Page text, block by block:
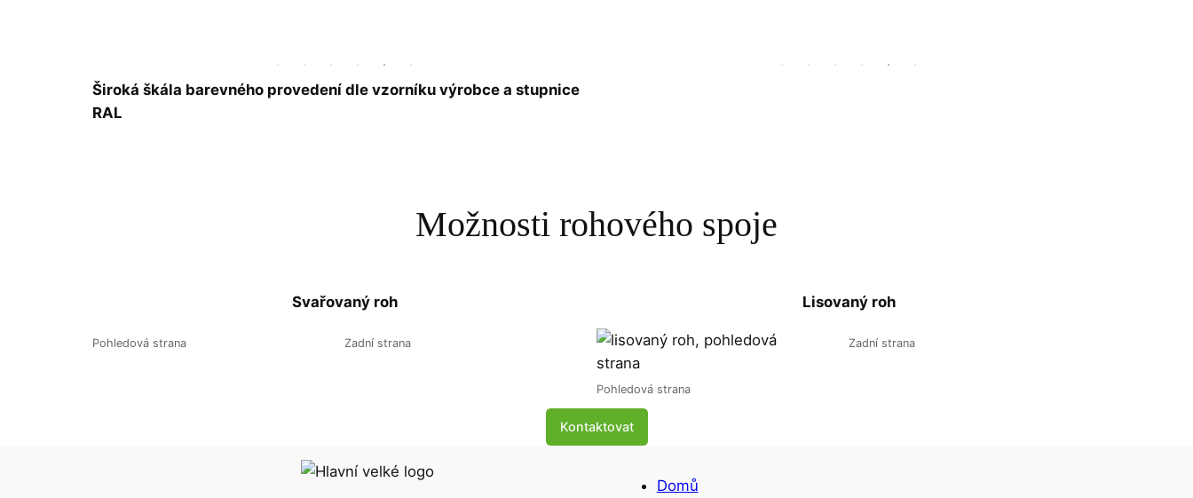
Široká škála barevného provedení dle vzorníku výrobce a stupnice
RAL
Možnosti rohového spoje
Svařovaný roh
Pohledová strana Zadní strana
Lisovaný roh
Pohledová strana
Zadní strana
Kontaktovat
Domů